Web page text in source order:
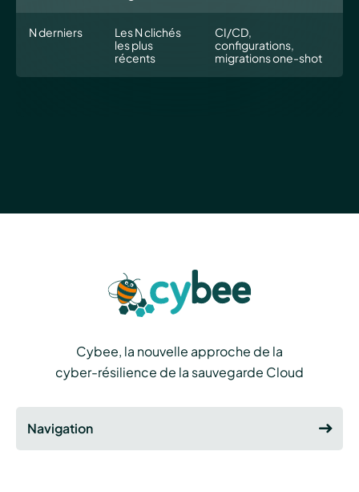
N derniers
Les N clichés
les plus
récents
CI/CD,
configurations,
migrations one-shot
Cybee, la nouvelle approche de la
cyber-résilience de la sauvegarde Cloud
Navigation